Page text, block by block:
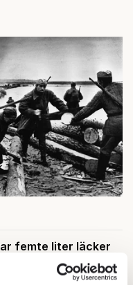
femte liter läcker